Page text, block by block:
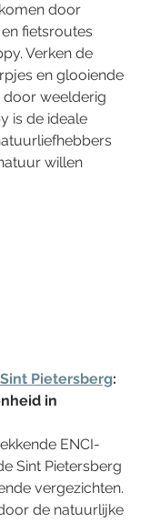
door
fietsroutes
Verken de
en glooiende
weelderig
is de ideale
willen
Sint Pietersberg:
in
ENCI-
Sint Pietersberg
vergezichten.
de natuurlijke